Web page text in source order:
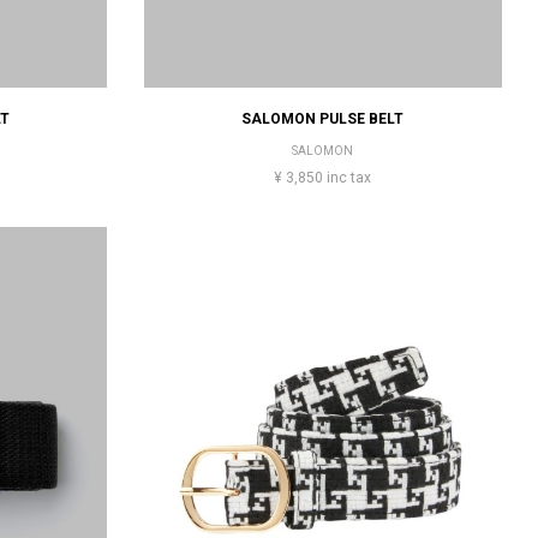
SALOMON PULSE BELT
SALOMON
¥ 3,850 inc tax